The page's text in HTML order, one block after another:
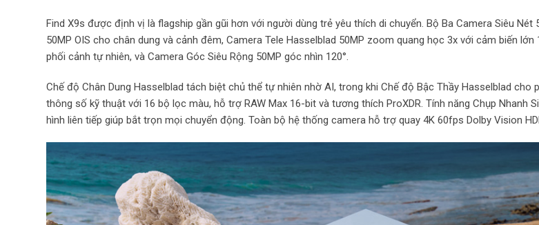
Find X9s được định vị là flagship gần gũi hơn với người dùng trẻ yêu thích di chuyển. Bộ Ba Camera Siêu Nét
50MP OIS cho chân dung và cảnh đêm, Camera Tele Hasselblad 50MP zoom quang học 3x với cảm biến
phối cảnh tự nhiên, và Camera Góc Siêu Rộng 50MP góc nhìn 120°.
Chế độ Chân Dung Hasselblad tách biệt chủ thể tự nhiên nhờ AI, trong khi Chế độ Bậc Thầy Hasselblad cho
thông số kỹ thuật với 16 bộ lọc màu, hỗ trợ RAW Max 16-bit và tương thích ProXDR. Tính năng Chụp Nhanh
hình liên tiếp giúp bắt trọn mọi chuyển động. Toàn bộ hệ thống camera hỗ trợ quay 4K 60fps Dolby Vision